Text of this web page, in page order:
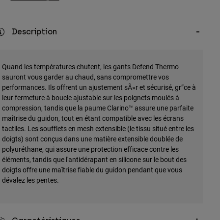
Description
Quand les températures chutent, les gants Defend Thermo
sauront vous garder au chaud, sans compromettre vos
performances. Ils offrent un ajustement sÃ»r et sécurisé, gr”ce à
leur fermeture à boucle ajustable sur les poignets moulés à
compression, tandis que la paume Clarino™ assure une parfaite
maîtrise du guidon, tout en étant compatible avec les écrans
tactiles. Les soufflets en mesh extensible (le tissu situé entre les
doigts) sont conçus dans une matière extensible doublée de
polyuréthane, qui assure une protection efficace contre les
éléments, tandis que l'antidérapant en silicone sur le bout des
doigts offre une maîtrise fiable du guidon pendant que vous
dévalez les pentes.